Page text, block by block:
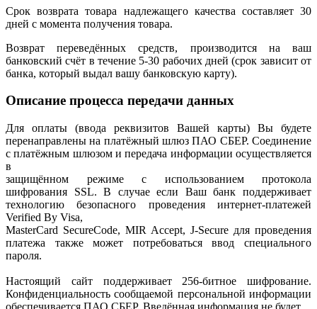
Срок возврата товара надлежащего качества составляет 30
дней с момента получения товара.
Возврат переведённых средств, производится на ваш
банковский счёт в течение 5-30 рабочих дней (срок зависит от
банка, который выдал вашу банковскую карту).
Описание процесса передачи данных
Для оплаты (ввода реквизитов Вашей карты) Вы будете
перенаправлены на платёжный шлюз ПАО СБЕР. Соединение
с платёжным шлюзом и передача информации осуществляется
в
защищённом режиме с использованием протокола
шифрования SSL. В случае если Ваш банк поддерживает
технологию безопасного проведения интернет-платежей
Verified By Visa,
MasterCard SecureCode, MIR Accept, J-Secure для проведения
платежа также может потребоваться ввод специального
пароля.
Настоящий сайт поддерживает 256-битное шифрование.
Конфиденциальность сообщаемой персональной информации